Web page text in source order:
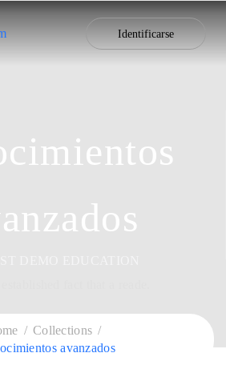
Identificarse
Collections
avanzados